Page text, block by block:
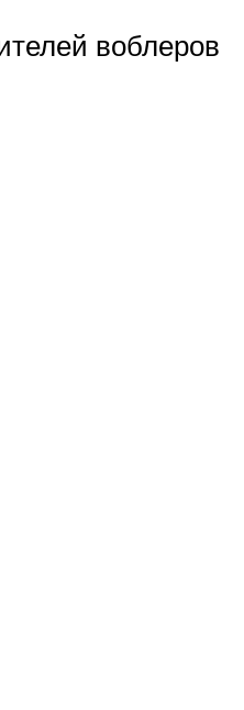
воблеров